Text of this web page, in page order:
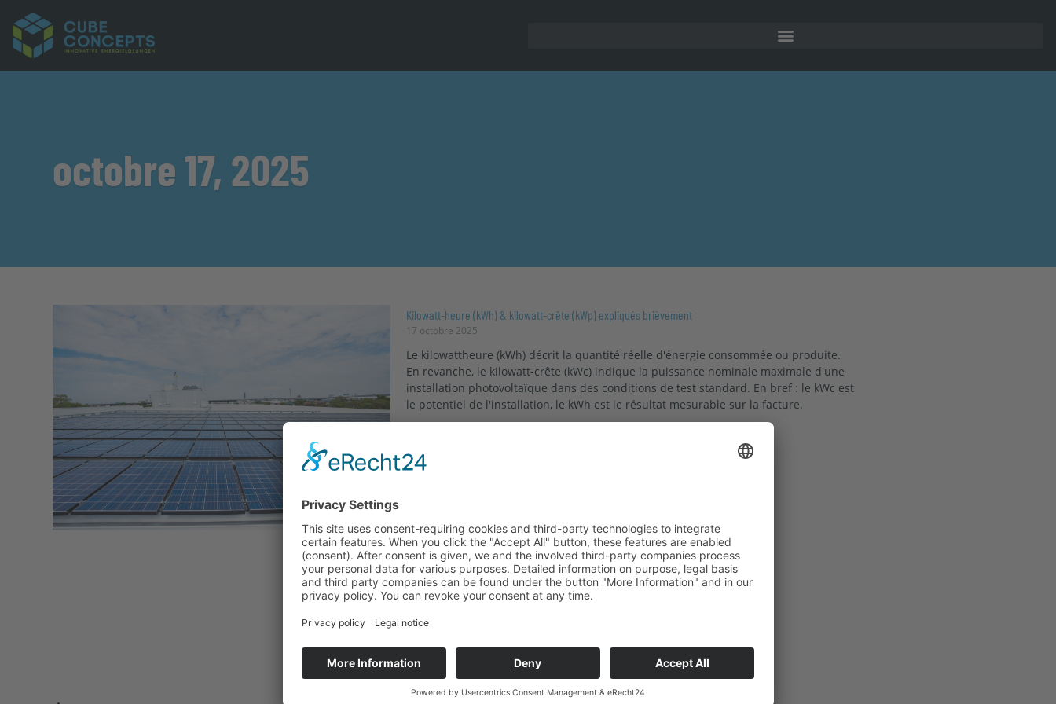
octobre 17, 2025
Kilowatt-heure (kWh) & kilowatt-crête (kWp) expliqués brièvement
17 octobre 2025
Le kilowattheure (kWh) décrit la quantité réelle d'énergie consommée ou produite.
En revanche, le kilowatt-crête (kWc) indique la puissance nominale maximale d'une
installation photovoltaïque dans des conditions de test standard. En bref : le kWc est
le potentiel de l'installation, le kWh est le résultat mesurable sur la facture.